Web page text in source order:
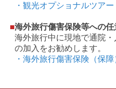
・観光オプショナルツアー
■海外旅行傷害保険等への
海外旅行中に現地で通院
の加入をお勧めします。
・海外旅行傷害保険（保